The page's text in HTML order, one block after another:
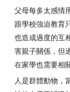
父母每多太感情
跟學校強迫教育
也造成過度的互
害親子關係，但
在家學也需要相
人是群體動物，